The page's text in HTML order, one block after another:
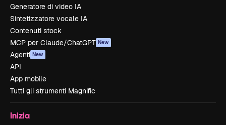
Generatore di video IA
Sintetizzatore vocale IA
Contenuti stock
MCP per Claude/ChatGPT New
Agenti New
API
App mobile
Tutti gli strumenti Magnific
Inizia